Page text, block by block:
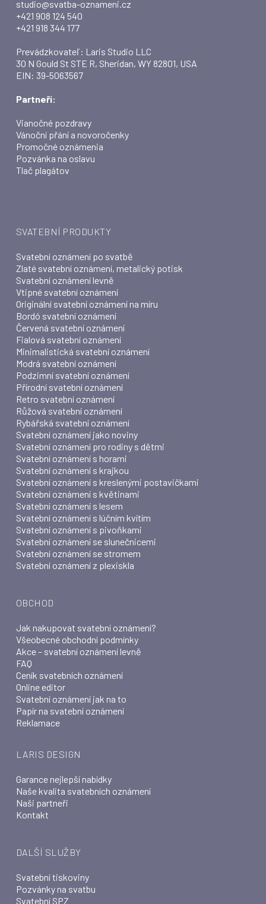
studio@svatba-oznameni.cz
+421 908 124 540
+421 918 344 177
Prevádzkovateľ: Laris Studio LLC
30 N Gould St STE R, Sheridan, WY 82801, USA
EIN: 39-5063567
Partneři:
Vianočné pozdravy
Vánoční přání a novoročenky
Promočné oznámenia
Pozvánka na oslavu
Tlač plagátov
SVATEBNÍ PRODUKTY
Svatební oznámení po svatbě
Zlaté svatební oznámení, metalický potisk
Svatební oznámení levně
Vtipné svatební oznámení
Originální svatební oznámení na míru
Bordó svatební oznámení
Červená svatební oznámení
Fialová svatební oznámení
Minimalistická svatební oznámení
Modrá svatební oznámení
Podzimní svatební oznámení
Přírodní svatební oznámení
Retro svatební oznámení
Růžová svatební oznámení
Rybářská svatební oznámení
Svatební oznámení jako noviny
Svatební oznámení pro rodiny s dětmi
Svatební oznámení s horami
Svatební oznámení s krajkou
Svatební oznámení s kreslenými postavičkami
Svatební oznámení s květinami
Svatební oznámení s lesem
Svatební oznámení s lúčním kvítím
Svatební oznámení s pivoňkami
Svatební oznámení se slunečnicemi
Svatební oznámení se stromem
Svatební oznámení z plexiskla
OBCHOD
Jak nakupovat svatební oznámení?
Všeobecné obchodní podmínky
Akce – svatební oznámení levně
FAQ
Ceník svatebních oznámení
Online editor
Svatební oznámení jak na to
Papír na svatební oznámení
Reklamace
LARIS DESIGN
Garance nejlepší nabídky
Naše kvalita svatebních oznámení
Naši partneři
Kontakt
DALŠÍ SLUŽBY
Svatební tiskoviny
Pozvánky na svatbu
Svatební SPZ